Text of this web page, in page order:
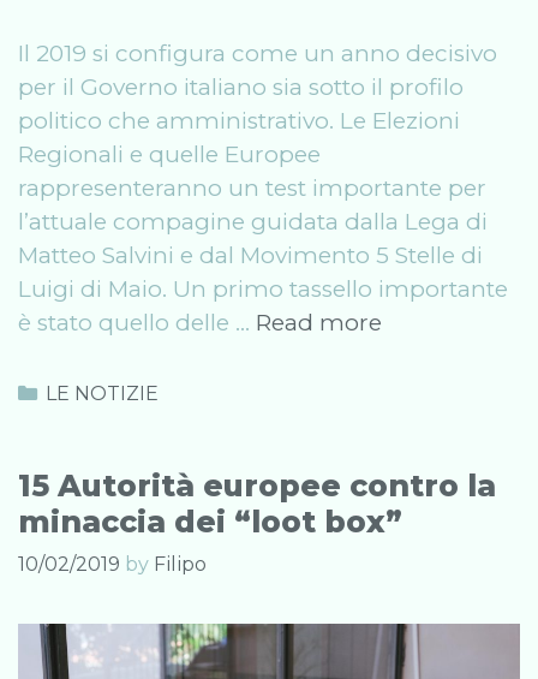
Il 2019 si configura come un anno decisivo
per il Governo italiano sia sotto il profilo
politico che amministrativo. Le Elezioni
Regionali e quelle Europee
rappresenteranno un test importante per
l’attuale compagine guidata dalla Lega di
Matteo Salvini e dal Movimento 5 Stelle di
Luigi di Maio. Un primo tassello importante
è stato quello delle … Read more
Quando
si
Categories
LE NOTIZIE
15 Autorità europee contro la
minaccia dei “loot box”
10/02/2019 by Filipo